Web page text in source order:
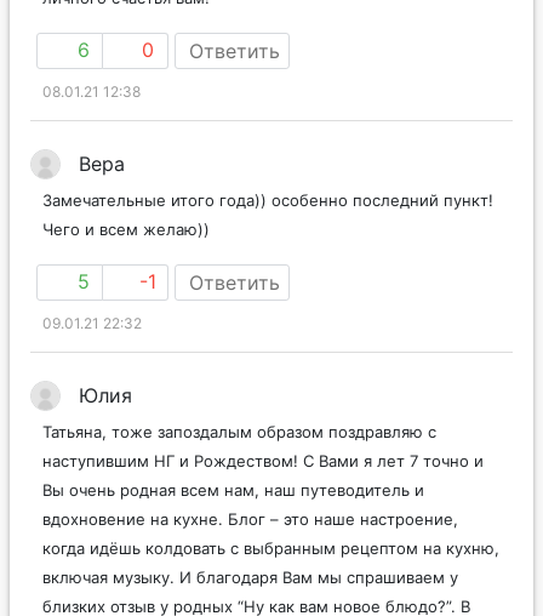
6 0 Ответить
08.01.21 12:38
Замечательные итого года)) особенно последний пункт!
5 -1 Ответить
09.01.21 22:32
Татьяна, тоже запоздалым образом поздравляю с
наступившим НГ и Рождеством! С Вами я лет 7 точно и
Вы очень родная всем нам, наш путеводитель и
вдохновение на кухне. Блог – это наше настроение,
когда идёшь колдовать с выбранным рецептом на кухню,
включая музыку. И благодаря Вам мы спрашиваем у